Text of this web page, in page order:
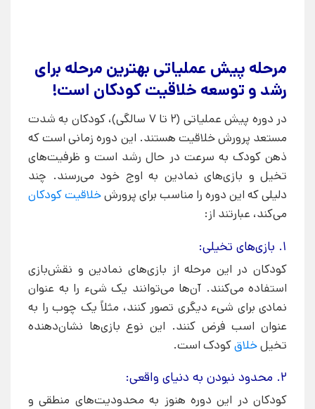
مرحله پیش عملیاتی بهترین مرحله برای
رشد و توسعه خلاقیت کودکان است!
در دوره پیش عملیاتی (۲ تا ۷ سالگی)، کودکان به شدت
مستعد پرورش خلاقیت هستند. این دوره زمانی است که
ذهن کودک به سرعت در حال رشد است و ظرفیت‌های
تخیل و بازی‌های نمادین به اوج خود می‌رسند. چند
دلیلی که این دوره را مناسب برای پرورشخلاقیت کودکان
می‌کند، عبارتند از:
1. بازی‌های تخیلی:
کودکان در این مرحله از بازی‌های نمادین و نقش‌بازی
استفاده می‌کنند. آن‌ها می‌توانند یک شیء را به عنوان
نمادی برای شیء دیگری تصور کنند، مثلاً یک چوب را به
عنوان اسب فرض کنند. این نوع بازی‌ها نشان‌دهنده
تخیلخلاقکودک است.
2. محدود نبودن به دنیای واقعی:
کودکان در این دوره هنوز به محدودیت‌های منطقی و